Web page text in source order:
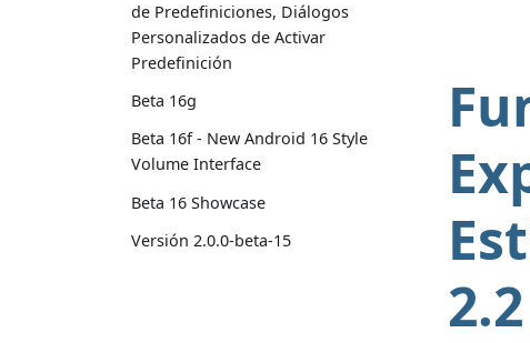
de Predefiniciones, Diálogos
Personalizados de Activar
Predefinición
Beta 16g
Beta 16f - New Android 16 Style
Volume Interface
Beta 16 Showcase
Versión 2.0.0-beta-15